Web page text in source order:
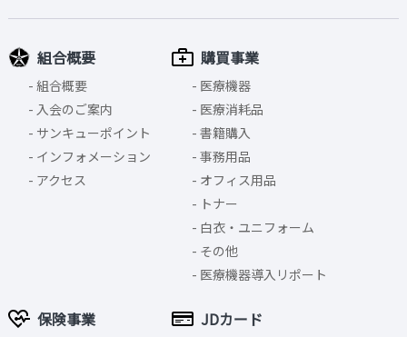
組合概要
組合概要
入会のご案内
サンキューポイント
インフォメーション
アクセス
購買事業
医療機器
医療消耗品
書籍購入
事務用品
オフィス用品
トナー
白衣・ユニフォーム
その他
医療機器導入リポート
保険事業 JDカード